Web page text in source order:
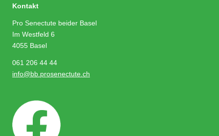
Kontakt
Pro Senectute beider Basel
Im Westfeld 6
4055 Basel
061 206 44 44
info@bb.prosenectute.ch